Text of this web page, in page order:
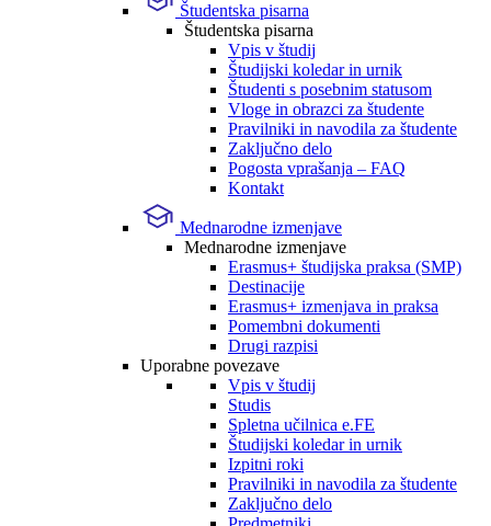
Študentska pisarna
Študentska pisarna
Vpis v študij
Študijski koledar in urnik
Študenti s posebnim statusom
Vloge in obrazci za študente
Pravilniki in navodila za študente
Zaključno delo
Pogosta vprašanja – FAQ
Kontakt
Mednarodne izmenjave
Mednarodne izmenjave
Erasmus+ študijska praksa (SMP)
Destinacije
Erasmus+ izmenjava in praksa
Pomembni dokumenti
Drugi razpisi
Uporabne povezave
Vpis v študij
Studis
Spletna učilnica e.FE
Študijski koledar in urnik
Izpitni roki
Pravilniki in navodila za študente
Zaključno delo